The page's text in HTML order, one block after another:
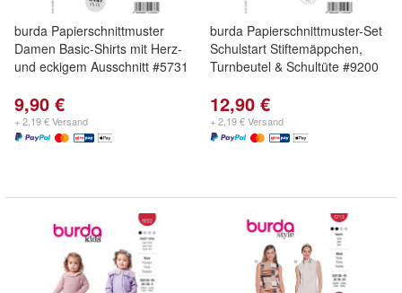
burda Papierschnittmuster
Damen Basic-Shirts mit Herz-
und eckigem Ausschnitt #5731
9,90 €
+ 2,19 € Versand
burda Papierschnittmuster-Set
Schulstart Stiftemäppchen,
Turnbeutel & Schultüte #9200
12,90 €
+ 2,19 € Versand